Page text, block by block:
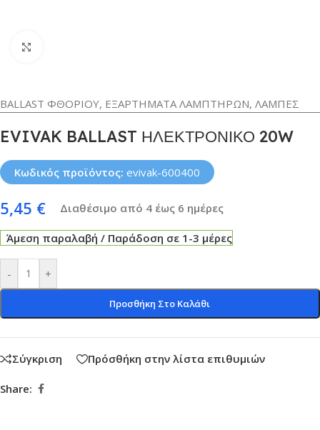
BALLAST ΦΘΟΡΙΟΥ, ΕΞΑΡΤΗΜΑΤΑ ΛΑΜΠΤΗΡΩΝ, ΛΑΜΠΕΣ
EVIVAK BALLAST ΗΛΕΚΤΡΟΝΙΚΟ 20W
Κωδικός προϊόντος: evivak-600400
5,45 € Διαθέσιμο από 4 έως 6 ημέρες
Άμεση παραλαβή / Παράδοση σε 1-3 μέρες
- +
Προσθήκη Στο Καλάθι
Σύγκριση Πρόσθήκη στην λίστα επιθυμιών
Share: